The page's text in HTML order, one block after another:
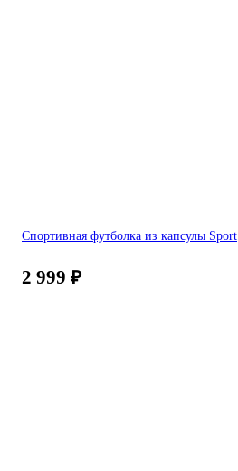
Спортивная футболка из капсулы Sport
2 999 ₽